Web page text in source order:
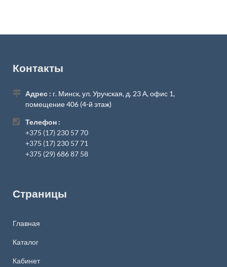
Контакты
Адрес : г. Минск, ул. Уручская, д. 23 А, офис 1,
помещение 406 (4-й этаж)
Телефон :
+375 (17) 230 57 70
+375 (17) 230 57 71
+375 (29) 686 87 58
Страницы
Главная
Каталог
Кабинет